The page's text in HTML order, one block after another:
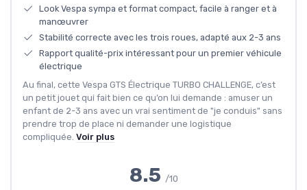
Look Vespa sympa et format compact, facile à ranger et à
manœuvrer
Stabilité correcte avec les trois roues, adapté aux 2-3 ans
Rapport qualité-prix intéressant pour un premier véhicule
électrique
Au final, cette Vespa GTS Électrique TURBO CHALLENGE, c’est
un petit jouet qui fait bien ce qu’on lui demande : amuser un
enfant de 2-3 ans avec un vrai sentiment de "je conduis" sans
prendre trop de place ni demander une logistique
compliquée. Voir plus
8.5 /10